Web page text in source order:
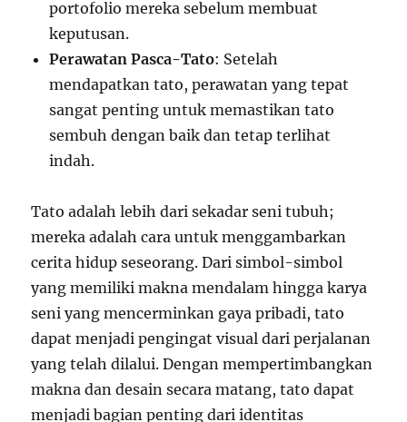
portofolio mereka sebelum membuat
keputusan.
Perawatan Pasca-Tato: Setelah
mendapatkan tato, perawatan yang tepat
sangat penting untuk memastikan tato
sembuh dengan baik dan tetap terlihat
indah.
Tato adalah lebih dari sekadar seni tubuh;
mereka adalah cara untuk menggambarkan
cerita hidup seseorang. Dari simbol-simbol
yang memiliki makna mendalam hingga karya
seni yang mencerminkan gaya pribadi, tato
dapat menjadi pengingat visual dari perjalanan
yang telah dilalui. Dengan mempertimbangkan
makna dan desain secara matang, tato dapat
menjadi bagian penting dari identitas